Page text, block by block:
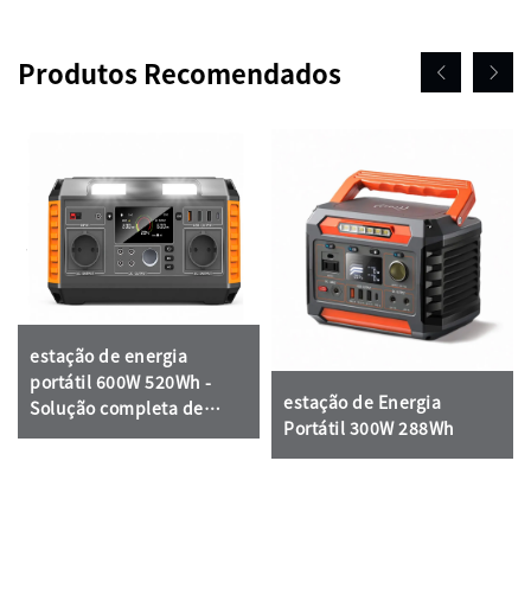
Produtos Recomendados
estação de energia
portátil 600W 520Wh -
Solução completa de
energia para emergências
estação de Energia
Portátil 300W 288Wh